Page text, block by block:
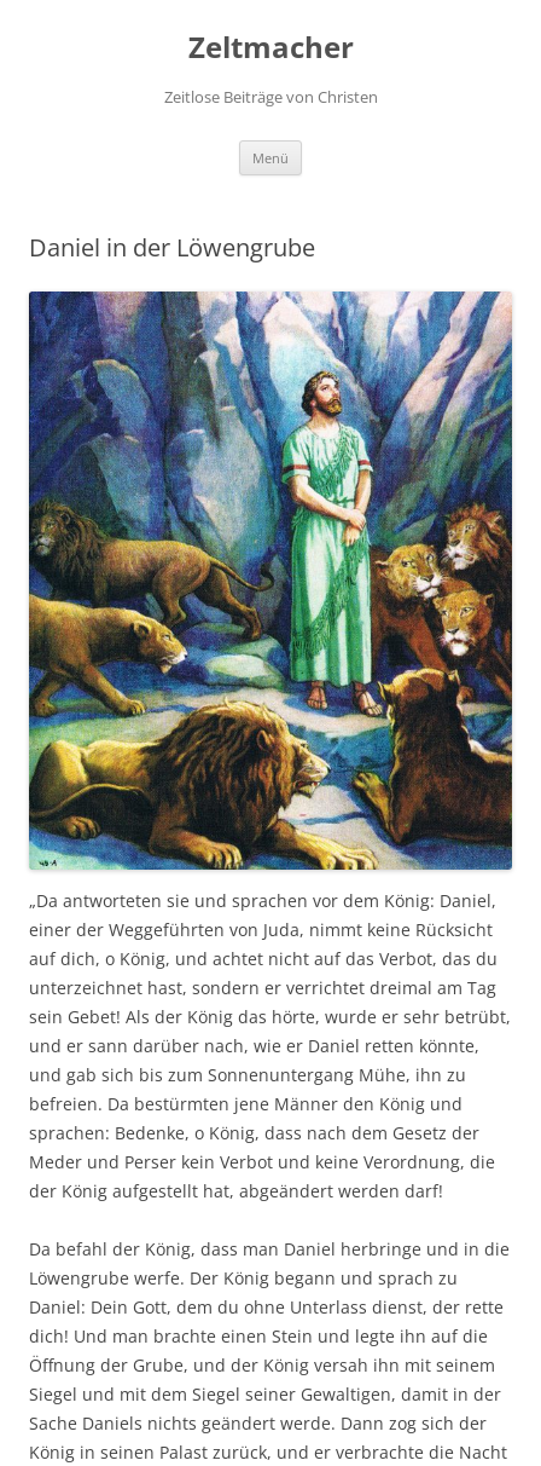
Zeltmacher
Zeitlose Beiträge von Christen
Menü
Daniel in der Löwengrube
„Da antworteten sie und sprachen vor dem König: Daniel,
einer der Weggeführten von Juda, nimmt keine Rücksicht
auf dich, o König, und achtet nicht auf das Verbot, das du
unterzeichnet hast, sondern er verrichtet dreimal am Tag
sein Gebet! Als der König das hörte, wurde er sehr betrübt,
und er sann darüber nach, wie er Daniel retten könnte,
und gab sich bis zum Sonnenuntergang Mühe, ihn zu
befreien. Da bestürmten jene Männer den König und
sprachen: Bedenke, o König, dass nach dem Gesetz der
Meder und Perser kein Verbot und keine Verordnung, die
der König aufgestellt hat, abgeändert werden darf!
Da befahl der König, dass man Daniel herbringe und in die
Löwengrube werfe. Der König begann und sprach zu
Daniel: Dein Gott, dem du ohne Unterlass dienst, der rette
dich! Und man brachte einen Stein und legte ihn auf die
Öffnung der Grube, und der König versah ihn mit seinem
Siegel und mit dem Siegel seiner Gewaltigen, damit in der
Sache Daniels nichts geändert werde. Dann zog sich der
König in seinen Palast zurück, und er verbrachte die Nacht